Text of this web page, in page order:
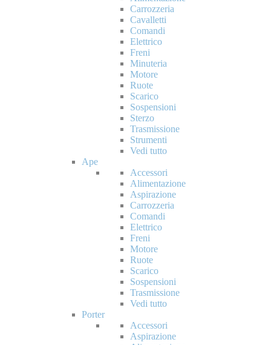
Carrozzeria
Cavalletti
Comandi
Elettrico
Freni
Minuteria
Motore
Ruote
Scarico
Sospensioni
Sterzo
Trasmissione
Strumenti
Vedi tutto
Ape
Accessori
Alimentazione
Aspirazione
Carrozzeria
Comandi
Elettrico
Freni
Motore
Ruote
Scarico
Sospensioni
Trasmissione
Vedi tutto
Porter
Accessori
Aspirazione